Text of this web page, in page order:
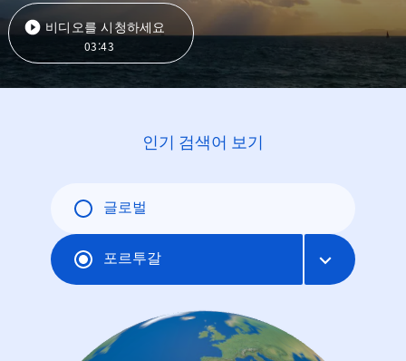
비디오를 시청하세요
03:43
인기 검색어 보기
글로벌
포르투갈